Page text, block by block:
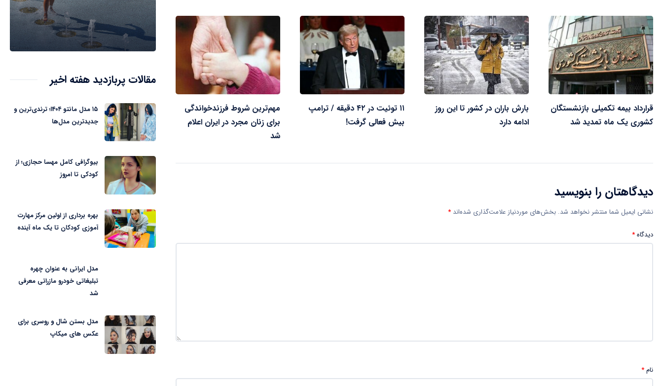
قرارداد بیمه تکمیلی بازنشستگان
کشوری یک ماه تمدید شد
بارش باران در کشور تا این روز
ادامه دارد
۱۱ توئیت در ۴۲ دقیقه / ترامپ
بیش فعالی گرفت!
مهم‌ترین شروط فرزندخواندگی
برای زنان مجرد در ایران اعلام
شد
دیدگاهتان را بنویسید
نشانی ایمیل شما منتشر نخواهد شد. بخش‌های موردنیاز علامت‌گذاری شده‌اند *
دیدگاه*
نام*
مقالات پربازدید هفته اخیر
۱۵ مدل مانتو ۱۴۰۴؛ ترندی‌ترین و
جدیدترین مدل‌ها
بیوگرافی کامل مهسا حجازی؛ از
کودکی تا امروز
بهره برداری از اولین مرکز مهارت
آموزی کودکان تا یک ماه آینده
مدل ایرانی به عنوان چهره
تبلیغاتی خودرو مازراتی معرفی
شد
مدل بستن شال و روسری برای
عکس های میکاپ